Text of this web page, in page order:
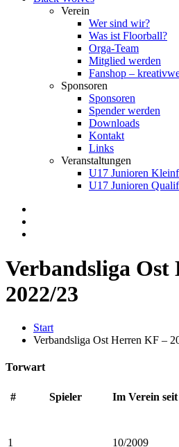
Verein
Wer sind wir?
Was ist Floorball?
Orga-Team
Mitglied werden
Fanshop –
Sponsoren
Sponsoren
Spender werden
Downloads
Kontakt
Links
Veranstaltungen
U17 Junioren
U17 Junioren
Verbandsliga
2022/23
Start
Verbandsliga Ost Herren KF –
Torwart
# Spieler Im Verein seit
1 10/2009